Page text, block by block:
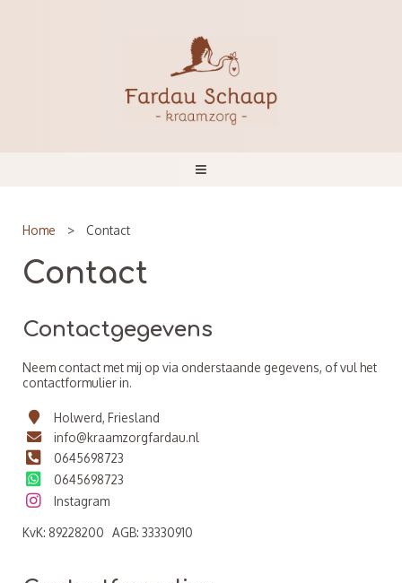
Home > Contact
Contact
Contactgegevens
Neem contact met mij op via onderstaande gegevens, of vul het
contactformulier in.
Holwerd, Friesland
info@kraamzorgfardau.nl
0645698723
0645698723
Instagram
KvK: 89228200 AGB: 33330910